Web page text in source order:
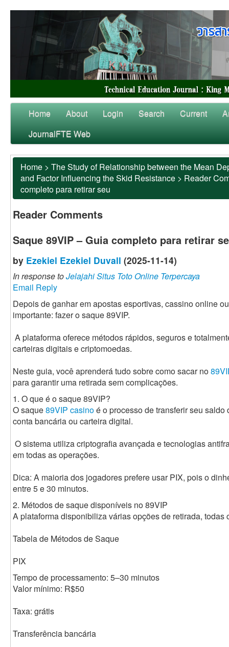
Home About Login Search Current
JournalFTE Web
Home > The Study of Relationship between the Mean
and Factor Influencing the Skid Resistance > Reader
completo para retirar seu
Reader Comments
Saque 89VIP – Guia completo para retirar
by Ezekiel Ezekiel Duvall (2025-11-14)
In response toJelajahi Situs Toto Online Terpercaya
Email Reply
Depois de ganhar em apostas esportivas, cassino online
importante: fazer o saque 89VIP.
A plataforma oferece métodos rápidos, seguros e
carteiras digitais e criptomoedas.
Neste guia, você aprenderá tudo sobre como sacar no
para garantir uma retirada sem complicações.
1. O que é o saque 89VIP?
O saque89VIP casinoé o processo de transferir seu
conta bancária ou carteira digital.
O sistema utiliza criptografia avançada e tecnologias
em todas as operações.
Dica: A maioria dos jogadores prefere usar PIX, pois o
entre 5 e 30 minutos.
2. Métodos de saque disponíveis no 89VIP
A plataforma disponibiliza várias opções de retirada,
Tabela de Métodos de Saque
PIX
Tempo de processamento: 5–30 minutos
Valor mínimo: R$50
Taxa: grátis
Transferência bancária